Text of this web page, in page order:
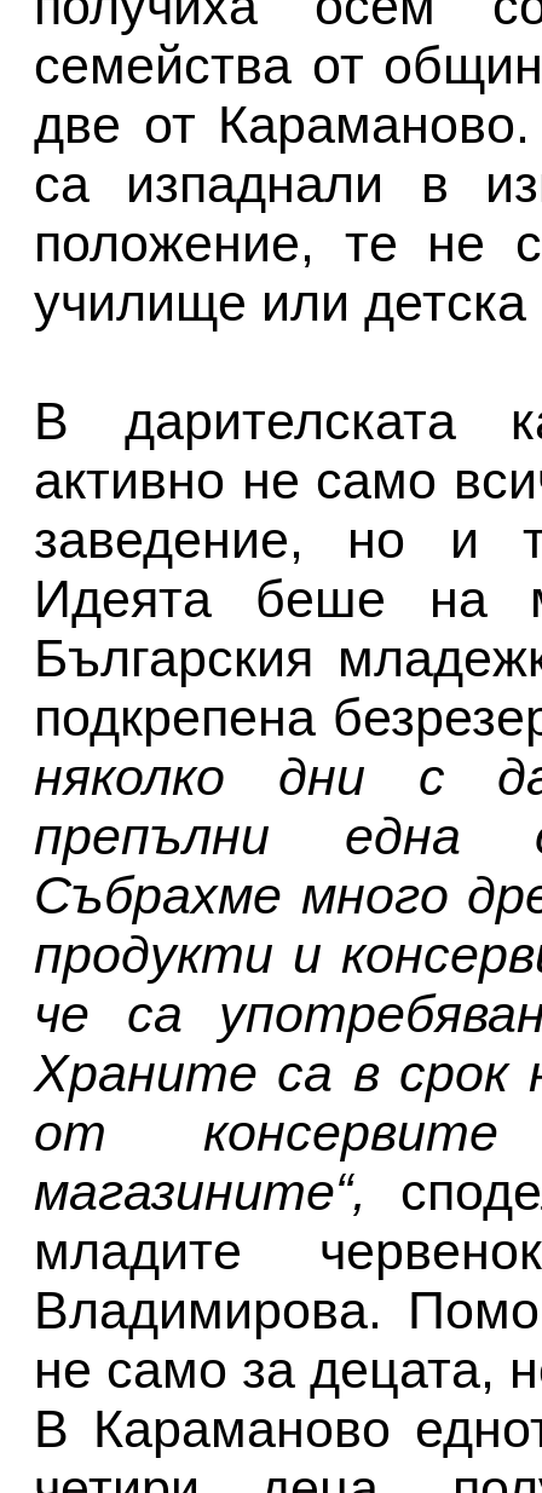
семейства от
две от
са изпаднали в
положение, те не
училище или детска
В дарителската
активно не само
заведение, но и
Идеята беше на
Българския
подкрепена
няколко дни с
препълни
Събрахме много
продукти и
че са
Храните са в срок
от
магазините“,
младите
Владимирова.
не само за децата,
В Караманово